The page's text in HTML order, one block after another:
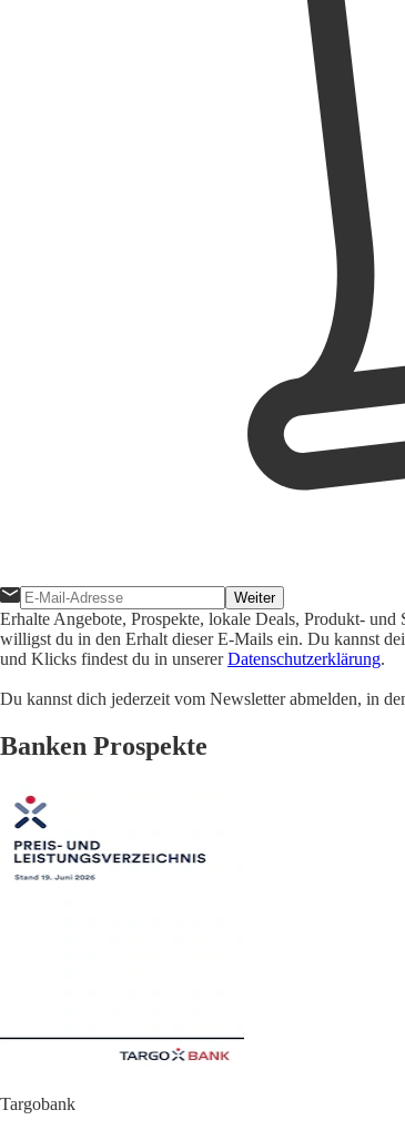
Weiter
Erhalte Angebote, Prospekte, lokale Deals, Produkt-
willigst du in den Erhalt dieser E-Mails ein. Du kannst
und Klicks findest du in unsererDatenschutzerklärung.
Du kannst dich jederzeit vom Newsletter abmelden, in
Banken Prospekte
Targobank